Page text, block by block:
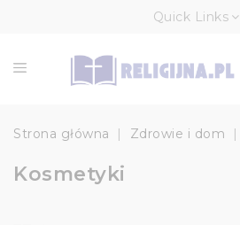
Quick Links
Strona główna Zdrowie i dom
Kosmetyki